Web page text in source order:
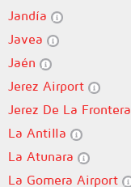
Jandía
Javea
Jaén
Jerez Airport
Jerez De La Frontera
La Antilla
La Atunara
La Gomera Airport